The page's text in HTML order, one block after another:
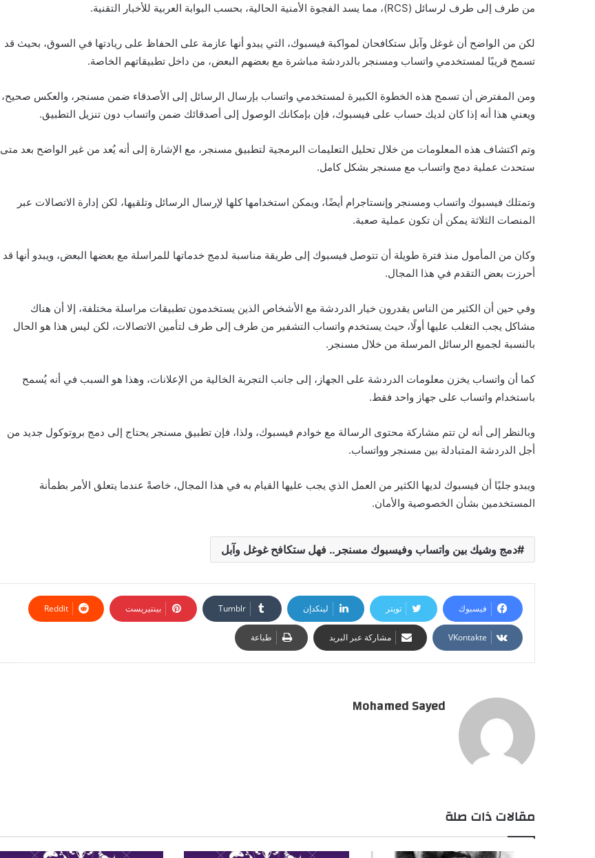
من طرف إلى طرف لرسائل (RCS)، مما يسد الفجوة الأمنية الحالية، بحسب البوابة العربية للأخبار التقنية.
لكن من الواضح أن غوغل وآبل ستكافحان لمواكبة فيسبوك، التي يبدو أنها عازمة على الحفاظ على ريادتها في السوق، بحيث قد
تسمح قريبًا لمستخدمي واتساب ومسنجر بالدردشة مباشرة مع بعضهم البعض، من داخل تطبيقاتهم الخاصة.
ومن المفترض أن تسمح هذه الخطوة الكبيرة لمستخدمي واتساب بإرسال الرسائل إلى الأصدقاء ضمن مسنجر، والعكس صحيح،
ويعني هذا أنه إذا كان لديك حساب على فيسبوك، فإن بإمكانك الوصول إلى أصدقائك ضمن واتساب دون تنزيل التطبيق.
وتم اكتشاف هذه المعلومات من خلال تحليل التعليمات البرمجية لتطبيق مسنجر، مع الإشارة إلى أنه يُعد من غير الواضح بعد متى
ستحدث عملية دمج واتساب مع مسنجر بشكل كامل.
وتمتلك فيسبوك واتساب ومسنجر وإنستاجرام أيضًا، ويمكن استخدامها كلها لإرسال الرسائل وتلقيها، لكن إدارة الاتصالات عبر
المنصات الثلاثة يمكن أن تكون عملية صعبة.
وكان من المأمول منذ فترة طويلة أن تتوصل فيسبوك إلى طريقة مناسبة لدمج خدماتها للمراسلة مع بعضها البعض، ويبدو أنها قد
أحرزت بعض التقدم في هذا المجال.
وفي حين أن الكثير من الناس يقدرون خيار الدردشة مع الأشخاص الذين يستخدمون تطبيقات مراسلة مختلفة، إلا أن هناك
مشاكل يجب التغلب عليها أولًا، حيث يستخدم واتساب التشفير من طرف إلى طرف لتأمين الاتصالات، لكن ليس هذا هو الحال
بالنسبة لجميع الرسائل المرسلة من خلال مسنجر.
كما أن واتساب يخزن معلومات الدردشة على الجهاز، إلى جانب التجربة الخالية من الإعلانات، وهذا هو السبب في أنه يُسمح
باستخدام واتساب على جهاز واحد فقط.
وبالنظر إلى أنه لن تتم مشاركة محتوى الرسالة مع خوادم فيسبوك، ولذا، فإن تطبيق مسنجر يحتاج إلى دمج بروتوكول جديد من
أجل الدردشة المتبادلة بين مسنجر وواتساب.
ويبدو جليًا أن فيسبوك لديها الكثير من العمل الذي يجب عليها القيام به في هذا المجال، خاصةً عندما يتعلق الأمر بطمأنة
المستخدمين بشأن الخصوصية والأمان.
دمج وشيك بين واتساب وفيسبوك مسنجر.. فهل ستكافح غوغل وآبل
فيسبوك تويتر لينكدإن بينتيريست
مشاركة عبر البريد طباعة
Mohamed Sayed
مقالات ذات صلة